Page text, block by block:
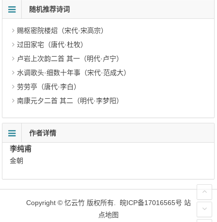
随机推荐诗词
赐枢密院楼炤（宋代·宋高宗）
过田家宅（唐代·杜牧）
卢岩上次韵二首 其一（明代·卢宁）
水调歌头·细数十年事（宋代·范成大）
劳劳亭（唐代·李白）
南康元夕二首 其二（明代·李梦阳）
作者详情
李纯甫
金朝
Copyright © 忆云竹 版权所有. 皖ICP备17016565号 站
点地图